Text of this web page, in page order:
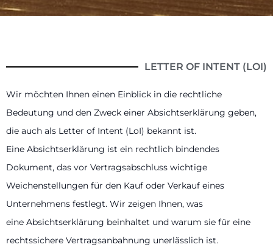
LETTER OF INTENT (LOI)
Wir möchten Ihnen einen Einblick in die rechtliche
Bedeutung und den Zweck einer Absichtserklärung geben,
die auch als Letter of Intent (LoI) bekannt ist.
Eine Absichtserklärung ist ein rechtlich bindendes
Dokument, das vor Vertragsabschluss wichtige
Weichenstellungen für den Kauf oder Verkauf eines
Unternehmens festlegt. Wir zeigen Ihnen, was
eine Absichtserklärung beinhaltet und warum sie für eine
rechtssichere Vertragsanbahnung unerlässlich ist.